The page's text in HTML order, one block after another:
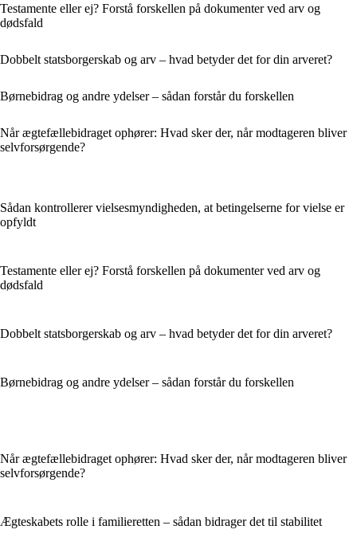
Testamente eller ej? Forstå forskellen på dokumenter ved arv og
dødsfald
Dobbelt statsborgerskab og arv – hvad betyder det for din arveret?
Børnebidrag og andre ydelser – sådan forstår du forskellen
Når ægtefællebidraget ophører: Hvad sker der, når modtageren bliver
selvforsørgende?
Sådan kontrollerer vielsesmyndigheden, at betingelserne for vielse er
opfyldt
Testamente eller ej? Forstå forskellen på dokumenter ved arv og
dødsfald
Dobbelt statsborgerskab og arv – hvad betyder det for din arveret?
Børnebidrag og andre ydelser – sådan forstår du forskellen
Når ægtefællebidraget ophører: Hvad sker der, når modtageren bliver
selvforsørgende?
Ægteskabets rolle i familieretten – sådan bidrager det til stabilitet